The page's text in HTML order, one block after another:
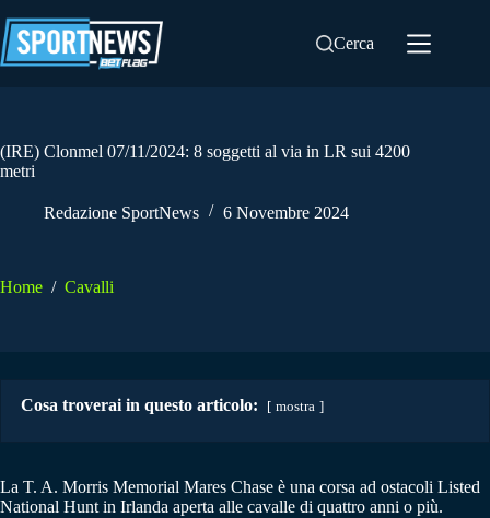
al
contenuto
Cerca
(IRE) Clonmel 07/11/2024: 8 soggetti al via in LR sui 4200
metri
Redazione SportNews 6 Novembre 2024
Home / Cavalli
Cosa troverai in questo articolo: mostra
La T. A. Morris Memorial Mares Chase è una corsa ad ostacoli Listed
National Hunt in Irlanda aperta alle cavalle di quattro anni o più.